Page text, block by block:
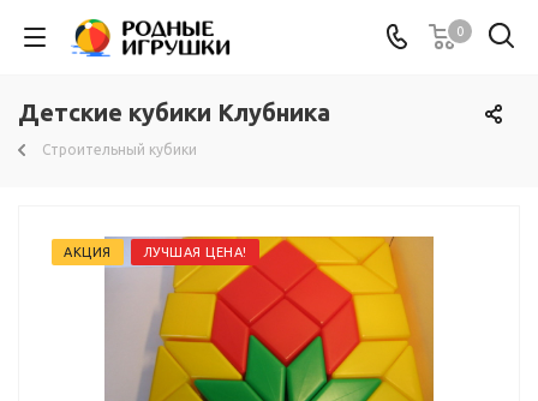
0
Детские кубики Клубника
Строительный кубики
АКЦИЯ ЛУЧШАЯ ЦЕНА!